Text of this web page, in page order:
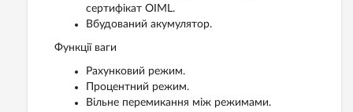
сертифікат OIML.
Вбудований акумулятор.
Функції ваги
Рахунковий режим.
Процентний режим.
Вільне перемикання між режимами.